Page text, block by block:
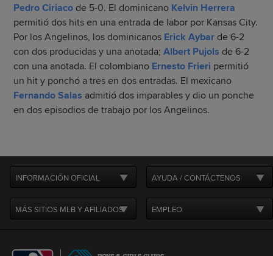
Pedro Ciriaco de 5-0. El dominicano Kelvin Herrera
permitió dos hits en una entrada de labor por Kansas City.
Por los Angelinos, los dominicanos Erick Aybar de 6-2
con dos producidas y una anotada;Albert Pujols de 6-2
con una anotada. El colombiano Ernesto Frieri permitió
un hit y ponchó a tres en dos entradas. El mexicano
Fernando Salas admitió dos imparables y dio un ponche
en dos episodios de trabajo por los Angelinos.
INFORMACIÓN OFICIAL AYUDA / CONTÁCTENOS
MÁS SITIOS MLB Y AFILIADOS EMPLEO